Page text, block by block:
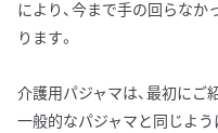
により、今まで手の回らなか
ります。
介護用パジャマは、最初にご
一般的なパジャマと同じよ